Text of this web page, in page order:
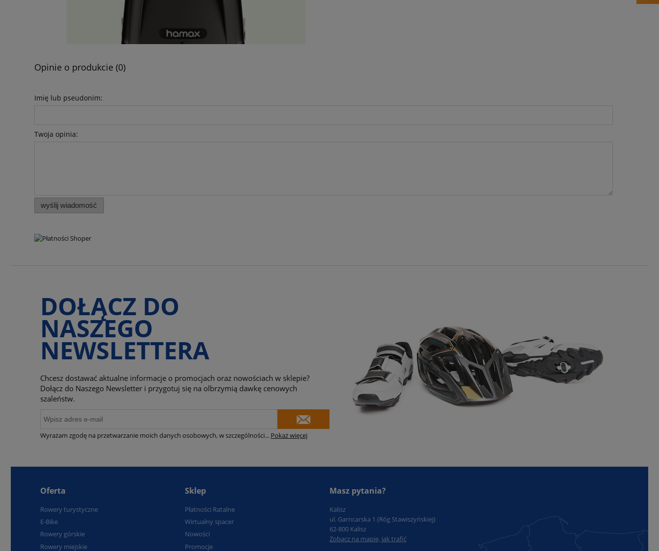
Opinie o produkcie (0)
Imię lub pseudonim:
Twoja opinia:
wyślij wiadomość
DOŁĄCZ DO
NASZEGO
NEWSLETTERA
Chcesz dostawać aktualne informacje o promocjach oraz nowościach w sklepie?
Dołącz do Naszego Newsletter i przygotuj się na olbrzymią dawkę cenowych
szaleństw.
Wyrażam zgodę na przetwarzanie moich danych osobowych, w szczególności... Pokaż więcej
Oferta
Rowery turystyczne
E-Bike
Rowery górskie
Rowery miejskie
Sklep
Płatności Ratalne
Wirtualny spacer
Nowości
Promocje
Masz pytania?
Kalisz
ul. Garncarska 1 (Róg Stawiszyńskiej)
62-800 Kalisz
Zobacz na mapie, jak trafić